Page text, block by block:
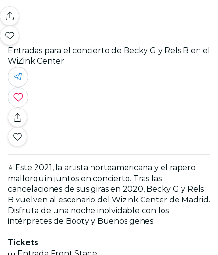
Entradas para el concierto de Becky G y Rels B en el
WiZink Center
⭐ Este 2021, la artista norteamericana y el rapero
mallorquín juntos en concierto. Tras las
cancelaciones de sus giras en 2020, Becky G y Rels
B vuelven al escenario del Wizink Center de Madrid.
Disfruta de una noche inolvidable con los
intérpretes de Booty y Buenos genes
Tickets
🎫 Entrada Front Stage